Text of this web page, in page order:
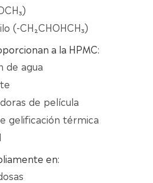
(-CH₂CHOHCH₃)
a la HPMC:
de agua
de película
gelificación térmica
en: